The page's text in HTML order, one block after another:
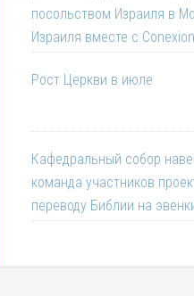
посольством Израиля в
Израиля вместе с
Рост Церкви в июле
Кафедральный собор
команда участников
переводу Библии на